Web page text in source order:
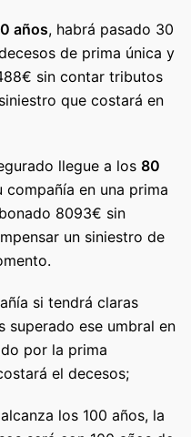
años, habrá pasado 30
de prima única y
sin contar tributos
que costará en
llegue a los 80
en una prima
8093€ sin
un siniestro de
si tendrá claras
superado ese umbral en
por la prima
el decesos;
los 100 años, la